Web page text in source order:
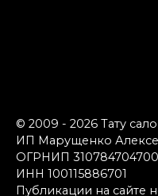
© 2009 - 2026 Тату
ИП Марущенко
ОГРНИП
ИНН 100115886701
Публикации на сайте